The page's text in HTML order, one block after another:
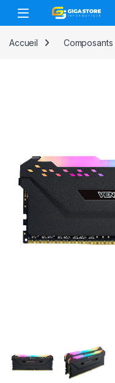
Skip to navigation
Skip to content
Accueil Composants